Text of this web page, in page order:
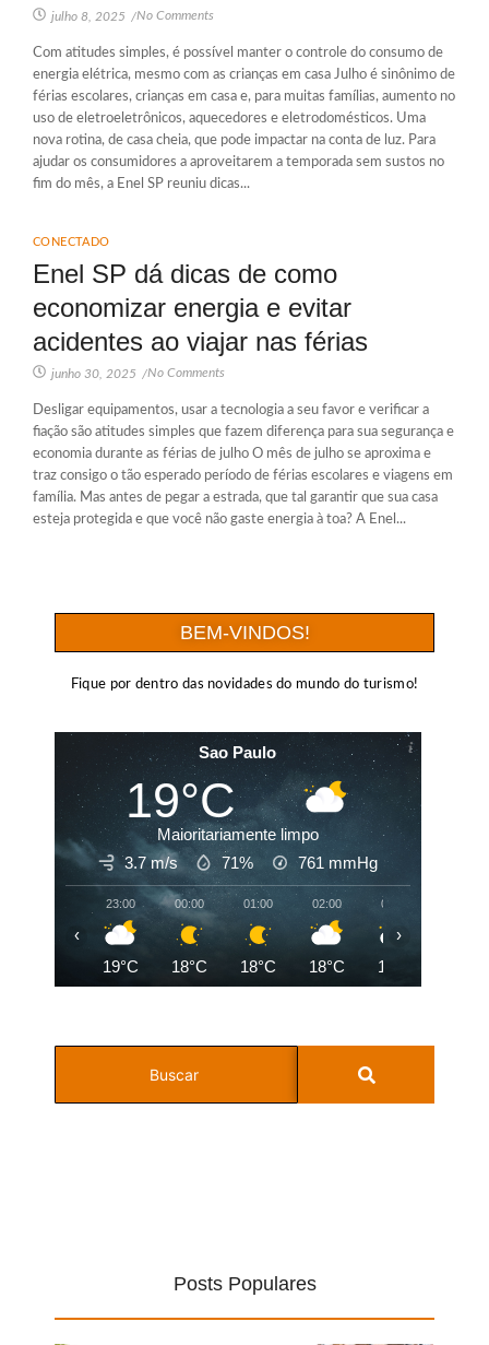
julho 8, 2025 /No Comments
Com atitudes simples, é possível manter o controle do consumo de
energia elétrica, mesmo com as crianças em casa Julho é sinônimo de
férias escolares, crianças em casa e, para muitas famílias, aumento no
uso de eletroeletrônicos, aquecedores e eletrodomésticos. Uma
nova rotina, de casa cheia, que pode impactar na conta de luz. Para
ajudar os consumidores a aproveitarem a temporada sem sustos no
fim do mês, a Enel SP reuniu dicas...
CONECTADO
Enel SP dá dicas de como
economizar energia e evitar
acidentes ao viajar nas férias
junho 30, 2025 /No Comments
Desligar equipamentos, usar a tecnologia a seu favor e verificar a
fiação são atitudes simples que fazem diferença para sua segurança e
economia durante as férias de julho O mês de julho se aproxima e
traz consigo o tão esperado período de férias escolares e viagens em
família. Mas antes de pegar a estrada, que tal garantir que sua casa
esteja protegida e que você não gaste energia à toa? A Enel...
BEM-VINDOS!
Fique por dentro das novidades do mundo do turismo!
Sao Paulo
19°C
Maioritariamente limpo
3.7 m/s
71% 761 mmHg
23:00
19°C
00:00
18°C
01:00
18°C
02:00
18°C
03:00
18°C
‹ ›
Posts Populares